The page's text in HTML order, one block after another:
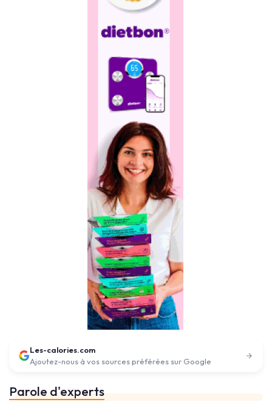
Les-calories.com
Ajoutez-nous à vos sources préférées sur Google
Parole d'experts